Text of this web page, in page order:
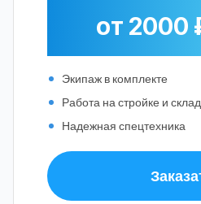
от 2000
Экипаж в комплекте
Работа на стройке и
Надежная спецтехника